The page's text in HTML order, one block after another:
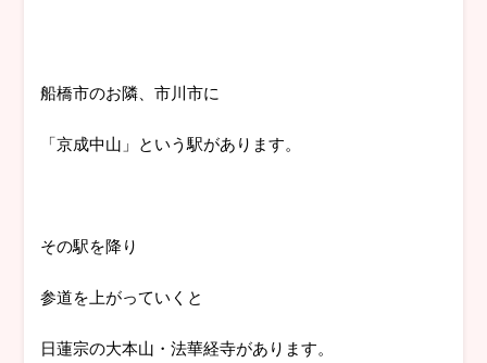
船橋市のお隣、市川市に
「京成中山」という駅があります。
その駅を降り
参道を上がっていくと
日蓮宗の大本山・法華経寺があります。